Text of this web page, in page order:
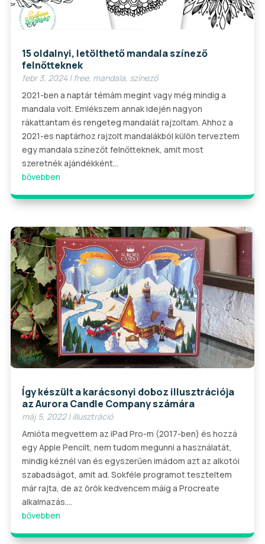
15 oldalnyi, letölthető mandala színező
felnőtteknek
febr 3, 2024| free, mandala, színező
2021-ben a naptár témám megint vagy még mindig a
mandala volt. Emlékszem annak idején nagyon
rákattantam és rengeteg mandalát rajzoltam. Ahhoz a
2021-es naptárhoz rajzolt mandalákból külön terveztem
egy mandala színezőt felnőtteknek, amit most
szeretnék ajándékként...
bővebben
Így készült a karácsonyi doboz illusztrációja
az Aurora Candle Company számára
máj 5, 2022|illusztráció
Amióta megvettem az iPad Pro-m (2017-ben) és hozzá
egy Apple Pencilt, nem tudom megunni a használatát,
mindig kéznél van és egyszerűen imádom azt az alkotói
szabadságot, amit ad. Sokféle programot teszteltem
már rajta, de az örök kedvencem máig a Procreate
alkalmazás....
bővebben